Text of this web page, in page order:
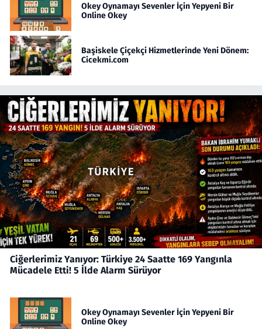
Okey Oynamayı Sevenler İçin Yepyeni Bir
Online Okey
Başiskele Çiçekçi Hizmetlerinde Yeni Dönem:
Cicekmi.com
Ciğerlerimiz Yanıyor: Türkiye 24 Saatte 169 Yangınla
Mücadele Etti! 5 İlde Alarm Sürüyor
Okey Oynamayı Sevenler İçin Yepyeni Bir
Online Okey